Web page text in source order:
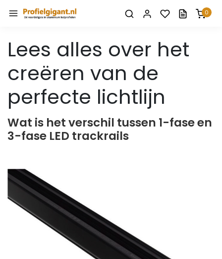
0
Lees alles over het
creëren van de
perfecte lichtlijn
Wat is het verschil tussen 1-fase en
3-fase LED trackrails